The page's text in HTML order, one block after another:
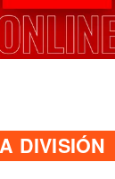
DIVISIÓN